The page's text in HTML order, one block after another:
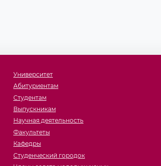
Университет
Абитуриентам
Студентам
Выпускникам
Научная деятельность
Факультеты
Кафедры
Студенческий городок